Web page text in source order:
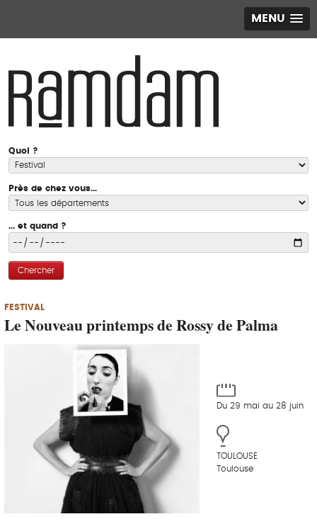
MENU
Quoi ?
Près de chez vous...
... et quand ?
Chercher
FESTIVAL
Le Nouveau printemps de Rossy de Palma
Du 29 mai au 28 juin
TOULOUSE
Toulouse